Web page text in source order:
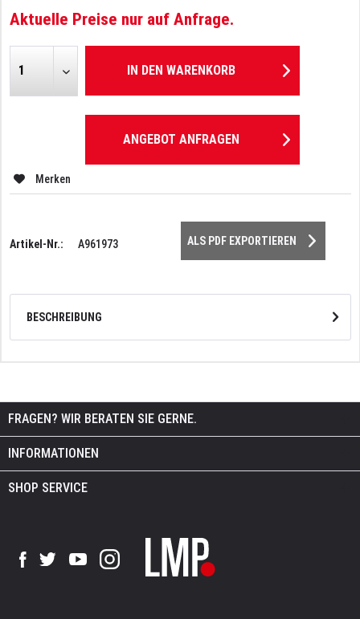
Aktuelle Preise nur auf Anfrage.
IN DEN WARENKORB
ANGEBOT ANFRAGEN
Merken
Artikel-Nr.: A961973 ALS PDF EXPORTIEREN
BESCHREIBUNG
FRAGEN? WIR BERATEN SIE GERNE.
INFORMATIONEN
SHOP SERVICE